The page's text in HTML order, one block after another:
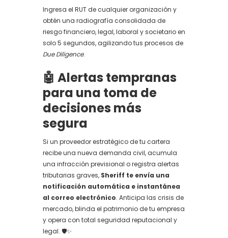
Ingresa el RUT de cualquier organización y
obtén una radiografía consolidada de
riesgo financiero, legal, laboral y societario en
solo 5 segundos, agilizando tus procesos de
Due Diligence.
🤖 Alertas tempranas
para una toma de
decisiones más
segura
Si un proveedor estratégico de tu cartera
recibe una nueva demanda civil, acumula
una infracción previsional o registra alertas
tributarias graves, Sheriff te envía una
notificación automática e instantánea
al correo electrónico. Anticipa las crisis de
mercado, blinda el patrimonio de tu empresa
y opera con total seguridad reputacional y
legal. 🛡️✨